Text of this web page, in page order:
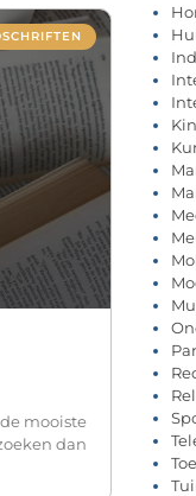
mooiste
dan